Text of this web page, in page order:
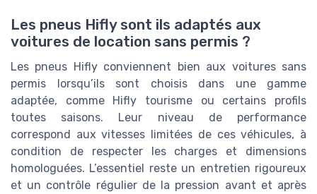
Les pneus Hifly sont ils adaptés aux
voitures de location sans permis ?
Les pneus Hifly conviennent bien aux voitures sans
permis lorsqu’ils sont choisis dans une gamme
adaptée, comme Hifly tourisme ou certains profils
toutes saisons. Leur niveau de performance
correspond aux vitesses limitées de ces véhicules, à
condition de respecter les charges et dimensions
homologuées. L’essentiel reste un entretien rigoureux
et un contrôle régulier de la pression avant et après